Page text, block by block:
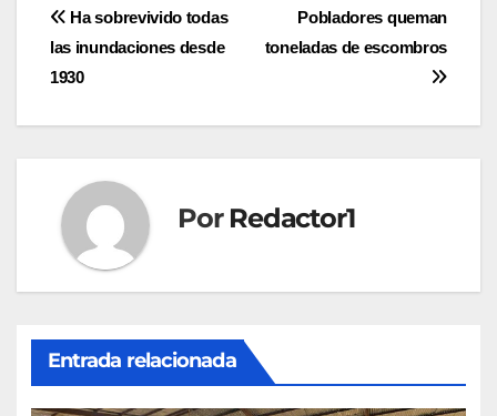
Navegación
de
entradas
Pobladores queman
toneladas de escombros
Ha sobrevivido todas
las inundaciones desde
1930
Por Redactor1
Entrada relacionada